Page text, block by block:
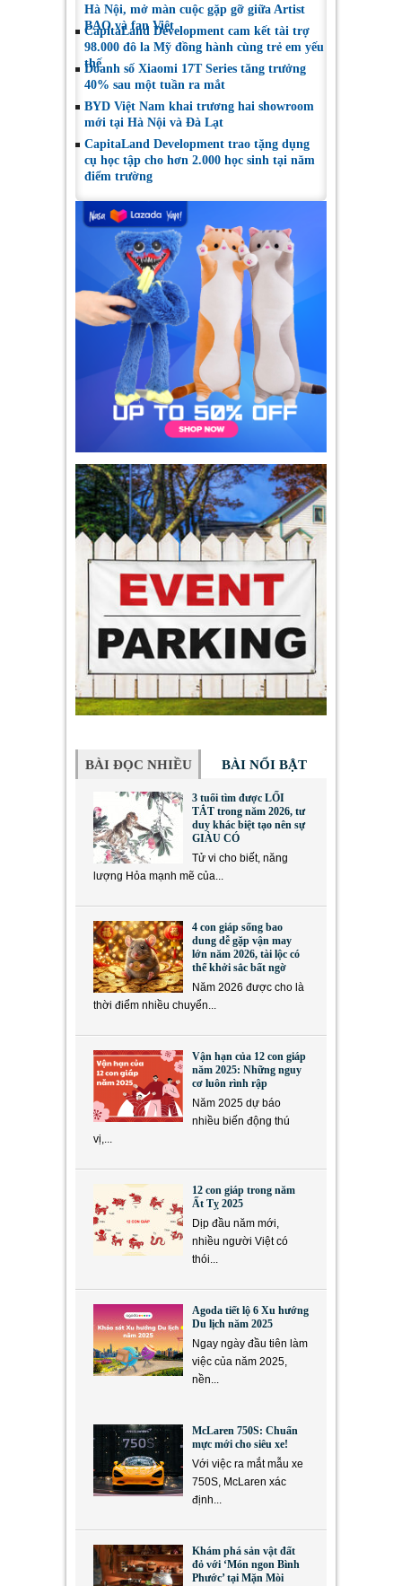
Hà Nội, mở màn cuộc gặp gỡ giữa Artist
BAO và fan Việt
CapitaLand Development cam kết tài trợ
98.000 đô la Mỹ đồng hành cùng trẻ em yếu
thế
Doanh số Xiaomi 17T Series tăng trưởng
40% sau một tuần ra mắt
BYD Việt Nam khai trương hai showroom
mới tại Hà Nội và Đà Lạt
CapitaLand Development trao tặng dụng
cụ học tập cho hơn 2.000 học sinh tại năm
điểm trường
BÀI ĐỌC NHIỀU BÀI NỔI BẬT
3 tuổi tìm được LỐI
TẮT trong năm 2026, tư
duy khác biệt tạo nên sự
GIÀU CÓ
Tử vi cho biết, năng
lượng Hỏa mạnh mẽ của...
4 con giáp sống bao
dung dễ gặp vận may
lớn năm 2026, tài lộc có
thể khởi sắc bất ngờ
Năm 2026 được cho là
thời điểm nhiều chuyển...
Vận hạn của 12 con giáp
năm 2025: Những nguy
cơ luôn rình rập
Năm 2025 dự báo
nhiều biến động thú
vị,...
12 con giáp trong năm
Ất Tỵ 2025
Dịp đầu năm mới,
nhiều người Việt có
thói...
Agoda tiết lộ 6 Xu hướng
Du lịch năm 2025
Ngay ngày đầu tiên làm
việc của năm 2025,
nền...
McLaren 750S: Chuẩn
mực mới cho siêu xe!
Với việc ra mắt mẫu xe
750S, McLaren xác
định...
Khám phá sản vật đất
đỏ với ‘Món ngon Bình
Phước’ tại Mặn Mòi